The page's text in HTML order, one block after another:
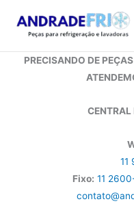
para
conteúdo
PRECISANDO DE
CENTRAL
11
Fixo: 11